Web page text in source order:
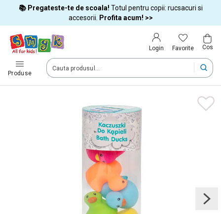
📚 Pregateste-te de scoala! Totul pentru copii: rucsacuri si
accesorii.
Profita acum! >>
Login Favorite Cos
Produse
Tara si limba
Alege tara si treci la cumparaturi
România (Romania)
Dupa schimbarea tarii, unele produse pot fi eliminate din cos